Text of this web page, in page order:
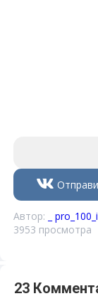
Автор: _
3953 просмотра
23